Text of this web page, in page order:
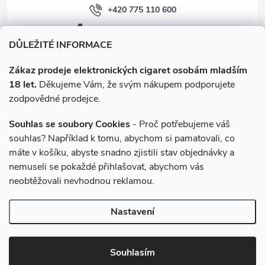
DŮLEŽITÉ INFORMACE
Zákaz prodeje elektronických cigaret osobám mladším
18 let. Děkujeme Vám, že svým nákupem podporujete
zodpovědné prodejce.
Souhlas se soubory Cookies - Proč potřebujeme váš
souhlas? Například k tomu, abychom si pamatovali, co
máte v košíku, abyste snadno zjistili stav objednávky a
nemuseli se pokaždé přihlašovat, abychom vás
neobtěžovali nevhodnou reklamou.
Nastavení
Souhlasím
p
i
s
u
+420 775 110 600
facebook.com/e-cigarety.cz
Instagram
Vytvořil Shoptet
e-cigarety.cz. Všechna práva vyhrazena.
nastavení cookies